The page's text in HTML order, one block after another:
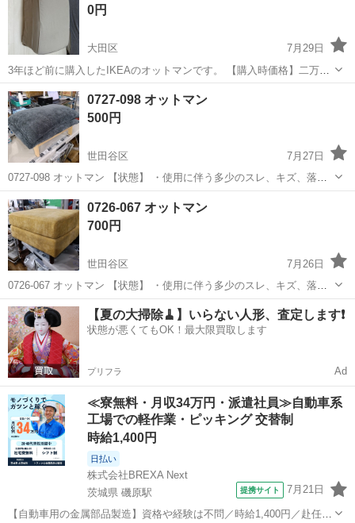
0円
大田区
7月29日
3年ほど前に購入したIKEAのオットマンです。 【購入時価格】二万円
ぐらい 【サイズ】幅: 61〜62 cm長さ（奥行き）: 82 cm高さ: 44 cm重
さ: 17 kg主な特徴: シート下収納付き、カバーは洗濯機で洗濯可...
東京 大田区 EKTORP
0727-098 オットマン
500円
世田谷区
7月27日
0727-098 オットマン 【状態】 ・使用に伴う多少のスレ、キズ、落と
しきれない汚れなどございます ・詳細は現地でご確認ください ・お値
引きは出来かねますのでご了承願います ※中古品のため、状態につい
て...
東京 世田谷区 現地
0726-067 オットマン
700円
世田谷区
7月26日
0726-067 オットマン 【状態】 ・使用に伴う多少のスレ、キズ、落と
しきれない汚れなどございます ・詳細は現地でご確認ください ・お値
引きは出来かねますのでご了承願います ※中古品のため、状態につい
て...
東京 世田谷区 ソファ 現地
【夏の大掃除🧹】いらない人形、査定します❗️
状態が悪くてもOK！最大限買取します
プリフラ Ad
≪寮無料・月収34万円・派遣社員≫自動車系
工場での軽作業・ピッキング 交替制
時給1,400円
日払い
株式会社BREXA Next
茨城県 磯原駅
提携サイト 7月21日
【自動車用の金属部品製造】資格や経験は不問／時給1,400円／赴任旅